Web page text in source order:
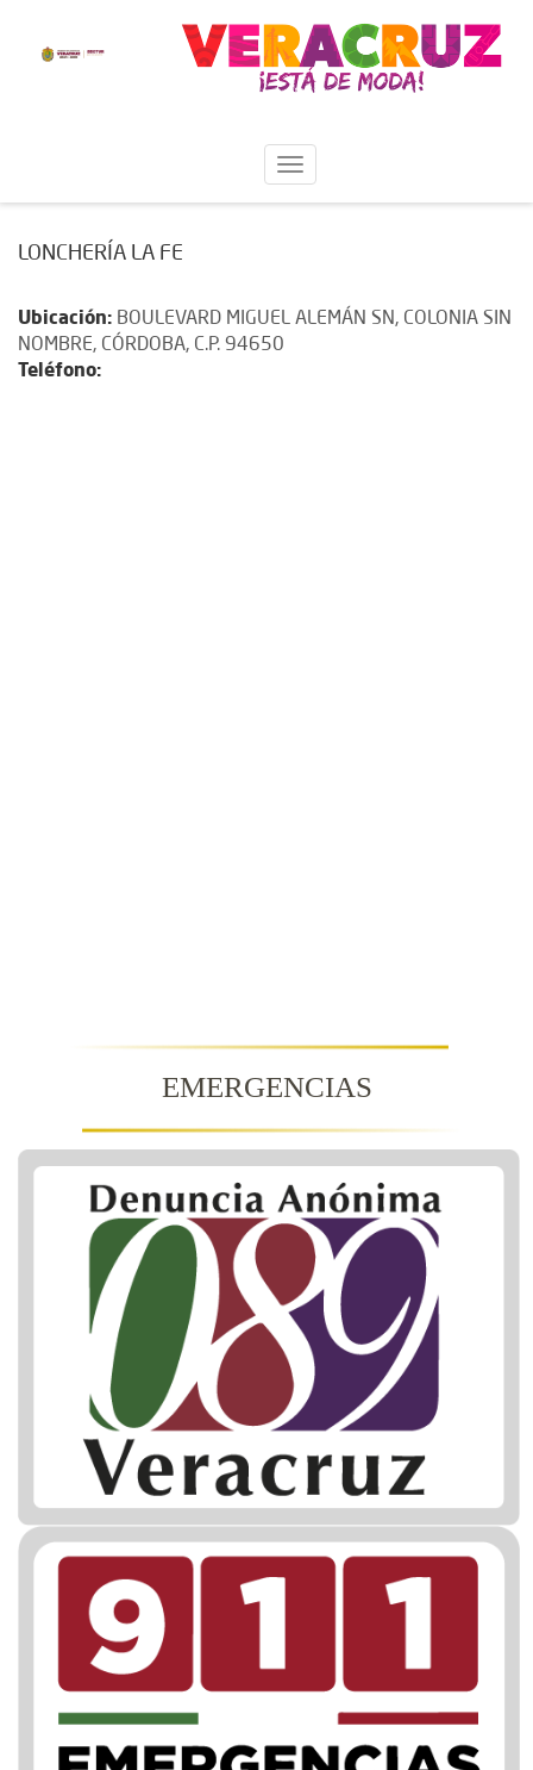
LONCHERÍA LA FE
Ubicación: BOULEVARD MIGUEL ALEMÁN SN, COLONIA SIN
NOMBRE, CÓRDOBA, C.P. 94650
Teléfono:
EMERGENCIAS